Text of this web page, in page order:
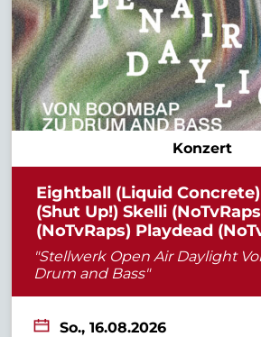
Konzert
Eightball (Liquid
(Shut Up!) Skelli
(NoTvRaps) Playdead
"Stellwerk Open Air Daylight
Drum and Bass"
So.,16.08.2026